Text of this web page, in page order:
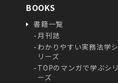
BOOKS
書籍一覧
月刊誌
わかりやすい実務法学シ
リーズ
TOPのマンガで学ぶシリ
ーズ